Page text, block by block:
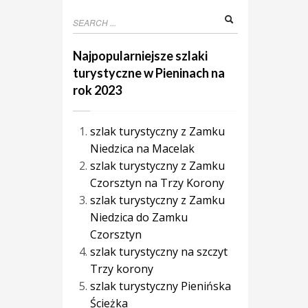
Najpopularniejsze szlaki
turystyczne w Pieninach na
rok 2023
szlak turystyczny z Zamku
Niedzica na Macelak
szlak turystyczny z Zamku
Czorsztyn na Trzy Korony
szlak turystyczny z Zamku
Niedzica do Zamku
Czorsztyn
szlak turystyczny na szczyt
Trzy korony
szlak turystyczny Pienińska
Ścieżka